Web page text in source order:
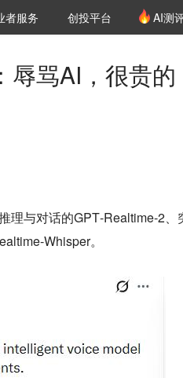
投氪堂
者服务 创投平台 AI测
辱骂AI，很贵的
理与对话的GPT‑Realtime‑2、
。